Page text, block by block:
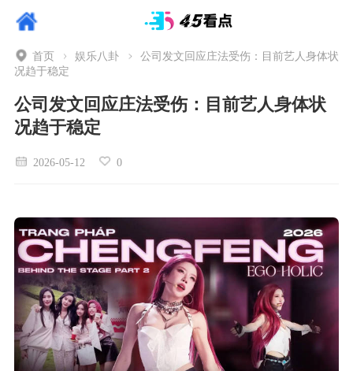
首页 娱乐八卦
公司发文回应庄法受伤：目前艺人身体状
况趋于稳定
公司发文回应庄法受伤：目前艺人身体状
况趋于稳定
2026-05-12 0